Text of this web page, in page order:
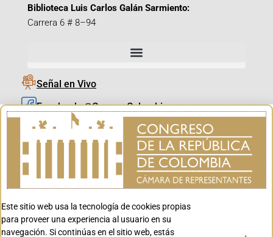
Biblioteca Luis Carlos Galán Sarmiento:
Carrera 6 # 8–94
Señal en Vivo
Facebook_@CamaraColombia
Instagram_@CamaraColombia
X_@CamaraColombia
Youtube_@CamaraColombia
Youtube_@CanalCongreso
Este sitio web usa la tecnología de cookies propias
para proveer una experiencia al usuario en su
navegación. Si continúas en el sitio web, estás